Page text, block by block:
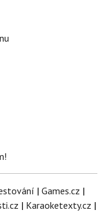
| Games.cz |
| Karaoketexty.cz |